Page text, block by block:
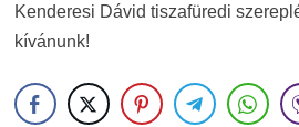
Kenderesi Dávid tiszafüredi
kívánunk!